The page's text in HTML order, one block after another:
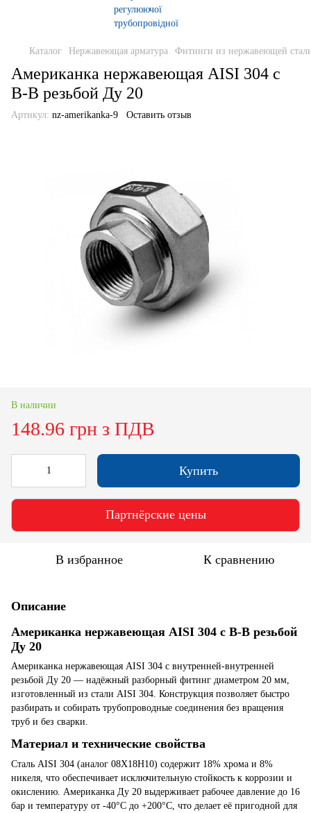
Каталог Нержавеющая арматура Фитинги из нержавеющей
Американка нержавеющая AISI 304 с
В-В резьбой Ду 20
Артикул: nz-amerikanka-9 Оставить отзыв
В наличии
148.96 грн з ПДВ
Купить
Партнёрские цены
В избранное К сравнению
Описание
Американка нержавеющая AISI 304 с В-В резьбой
Ду 20
Американка нержавеющая AISI 304 с внутренней-внутренней
резьбой Ду 20 — надёжный разборный фитинг диаметром 20 мм,
изготовленный из стали AISI 304. Конструкция позволяет быстро
разбирать и собирать трубопроводные соединения без вращения
труб и без сварки.
Материал и технические свойства
Сталь AISI 304 (аналог 08Х18Н10) содержит 18% хрома и 8%
никеля, что обеспечивает исключительную стойкость к коррозии и
окислению. Американка Ду 20 выдерживает рабочее давление до 16
бар и температуру от -40°C до +200°C, что делает её пригодной для